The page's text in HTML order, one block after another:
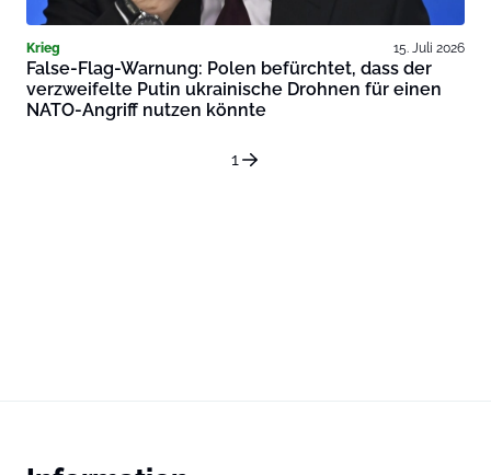
Krieg 15. Juli 2026
False-Flag-Warnung: Polen befürchtet, dass der
verzweifelte Putin ukrainische Drohnen für einen
NATO-Angriff nutzen könnte
1